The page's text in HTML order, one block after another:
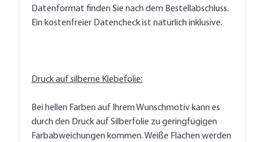
Datenformat finden Sie nach dem Bestellabschluss.
Ein kostenfreier Datencheck ist natürlich inklusive.
Druck auf silberne Klebefolie:
Bei hellen Farben auf Ihrem Wunschmotiv kann es
durch den Druck auf Silberfolie zu geringfügigen
Farbabweichungen kommen. Weiße Flächen werden